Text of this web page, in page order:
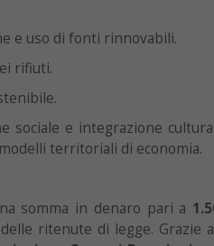
e uso di fonti rinnovabili.
rifiuti.
sociale e integrazione
territoriali di economia.
somma in denaro pari a
ritenute di legge. Grazie